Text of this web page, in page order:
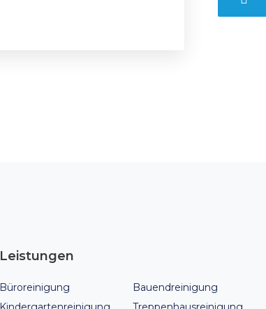
Leistungen
Büroreinigung
Bauendreinigung